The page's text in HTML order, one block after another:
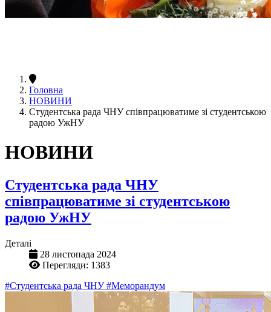
Головна
НОВИНИ
Студентська рада ЧНУ співпрацюватиме зі студентською
радою УжНУ
НОВИНИ
Студентська рада ЧНУ
співпрацюватиме зі студентською
радою УжНУ
Деталі
28 листопада 2024
Перегляди: 1383
#Студентська рада ЧНУ#Меморандум